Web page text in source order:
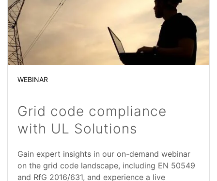
WEBINAR
Grid code compliance
with UL Solutions
Gain expert insights in our on-demand webinar
on the grid code landscape, including EN 50549
and RfG 2016/631, and experience a live